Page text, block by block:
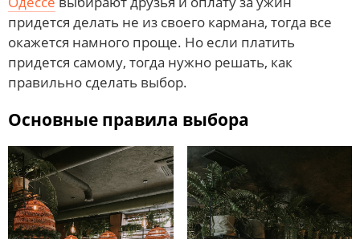
придется делать не из своего кармана, тогда все
окажется намного проще. Но если платить
придется самому, тогда нужно решать, как
правильно сделать выбор.
Основные правила выбора